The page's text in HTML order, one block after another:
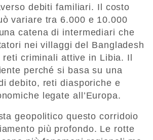
debiti familiari. Il costo
variare tra 6.000 e 10.000
catena di intermediari che
nei villaggi del Bangladesh
reti criminali attive in Libia. Il
perché si basa su una
debito, reti diasporiche e
legate all’Europa.
geopolitico questo corridoio
più profondo. Le rotte